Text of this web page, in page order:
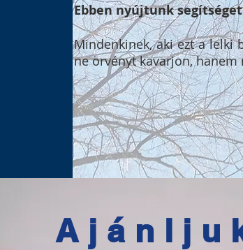
Ebben nyújtunk
Mindenkinek, aki ezt a lelki
ne örvényt kavarjon, hanem